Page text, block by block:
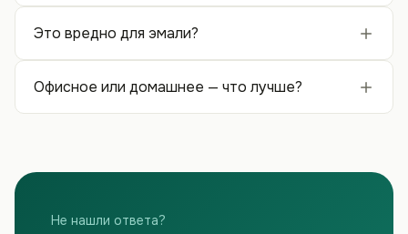
Это вредно для эмали?
Офисное или домашнее — что лучше?
Не нашли ответа?